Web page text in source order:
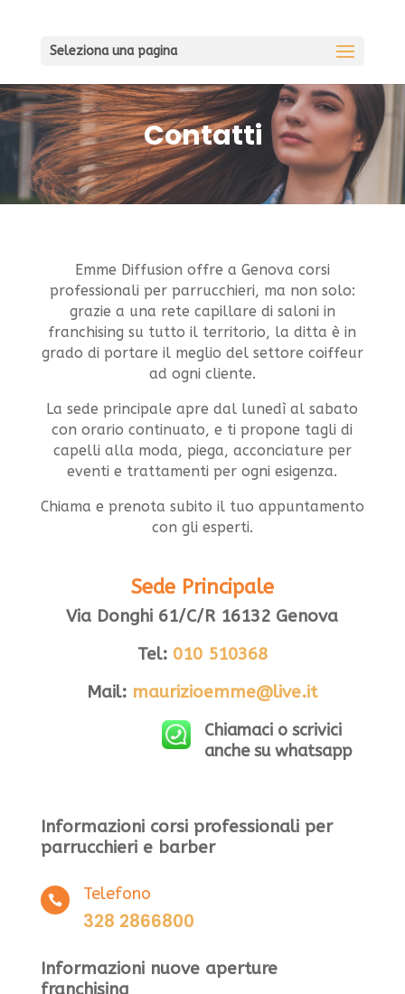
Seleziona una pagina
Contatti
Emme Diffusion offre a Genova corsi
professionali per parrucchieri, ma non solo:
grazie a una rete capillare di saloni in
franchising su tutto il territorio, la ditta è in
grado di portare il meglio del settore coiffeur
ad ogni cliente.
La sede principale apre dal lunedì al sabato
con orario continuato, e ti propone tagli di
capelli alla moda, piega, acconciature per
eventi e trattamenti per ogni esigenza.
Chiama e prenota subito il tuo appuntamento
con gli esperti.
Sede Principale
Via Donghi 61/C/R 16132 Genova
Tel:010 510368
Mail: maurizioemme@live.it
Chiamaci o scrivici
anche su whatsapp
Informazioni corsi professionali per
parrucchieri e barber
 Telefono
328 2866800
Informazioni nuove aperture
franchising